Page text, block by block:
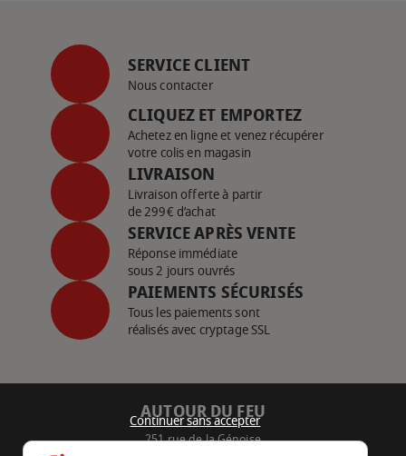
SERVICE CLIENT
Nous contacter
CLIQUEZ ET EMPORTEZ
Achetez en ligne et venez récupérer
votre colis en magasin
LIVRAISON
Livraison offerte à partir
de 299€ d’achat
SERVICE APRÈS VENTE
Réponse immédiate
sous 2 jours ouvrés
PAIEMENTS SÉCURISÉS
Tous les paiements sont
réalisés avec cryptage SSL
AUTOUR DU FEU
251 rue de la Génoise
Continuer sans accepter